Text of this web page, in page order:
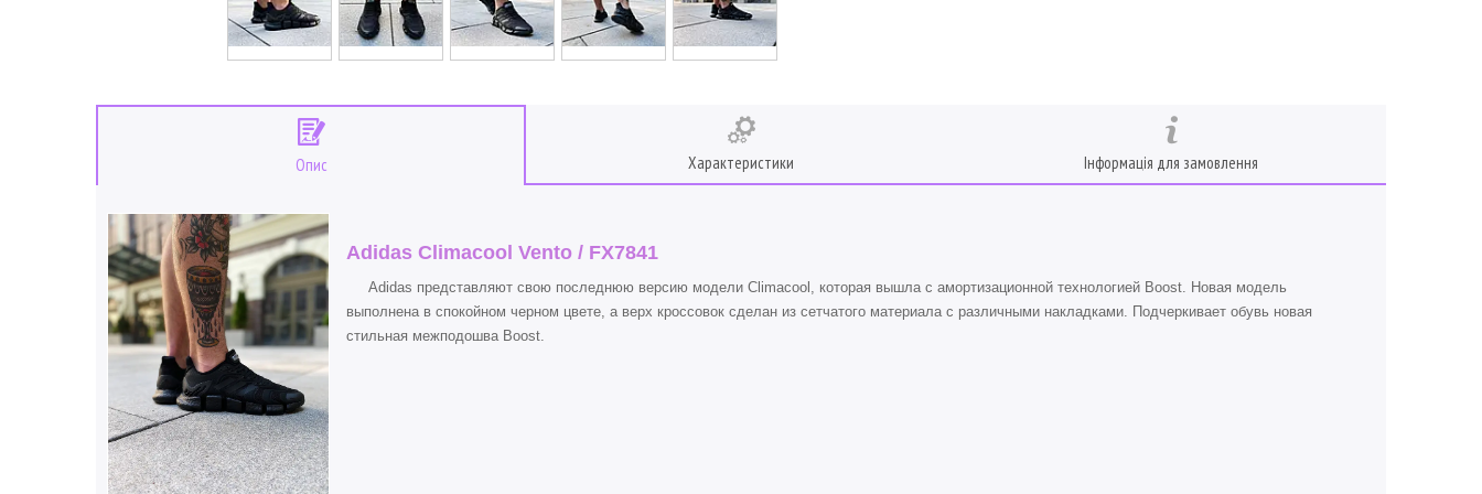
Опис Характеристики Інформація для замовлення
Adidas Climacool Vento / FX7841
Adidas представляют свою последнюю версию модели Climacool, которая вышла с амортизационной технологией Boost. Новая модель
выполнена в спокойном черном цвете, а верх кроссовок сделан из сетчатого материала с различными накладками. Подчеркивает обувь новая
стильная межподошва Boost.